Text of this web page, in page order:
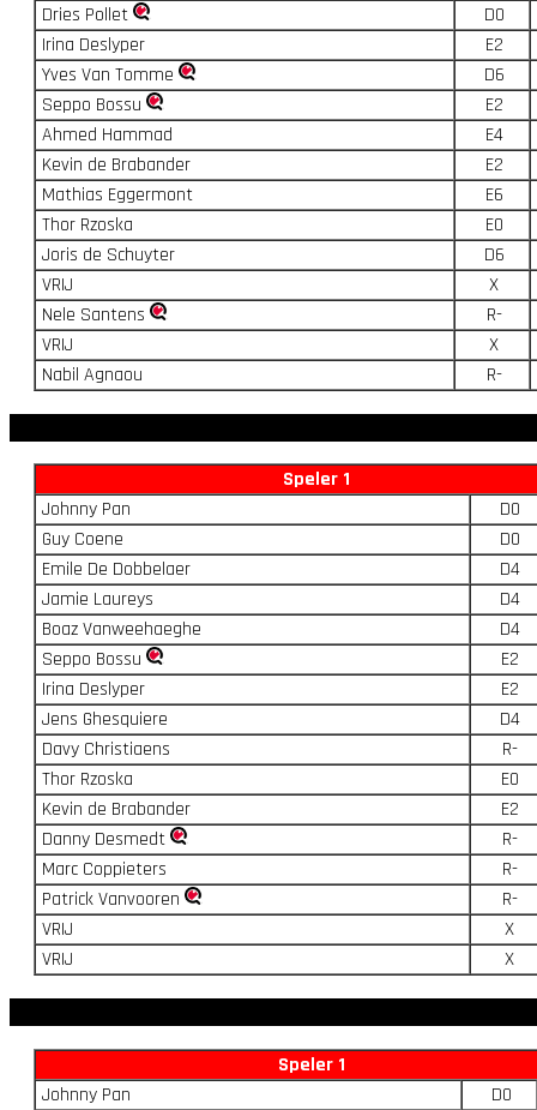
Dries Pollet
D0
Irina Deslyper
E2
Yves Van Tomme
D6
Seppo Bossu
E2
Ahmed Hammad
E4
Kevin de Brabander
E2
Mathias Eggermont
E6
Thor Rzoska
E0
Joris de Schuyter
D6
VRIJ
X
Nele Santens
R-
VRIJ
X
Nabil Agnaou
R-
Speler 1
Johnny Pan
D0
Guy Coene
D0
Emile De Dobbelaer
D4
Jamie Laureys
D4
Boaz Vanweehaeghe
D4
Seppo Bossu
E2
Irina Deslyper
E2
Jens Ghesquiere
D4
Davy Christiaens
R-
Thor Rzoska
E0
Kevin de Brabander
E2
Danny Desmedt
R-
Marc Coppieters
R-
Patrick Vanvooren
R-
VRIJ
X
VRIJ
X
Speler 1
Johnny Pan
D0